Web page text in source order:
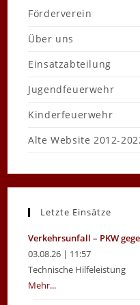
Förderverein
Über uns
Einsatzabteilung
Jugendfeuerwehr
Kinderfeuerwehr
Alte Website 2012-
Letzte Einsätze
Verkehrsunfall – PKW
03.08.26 | 11:57
Technische Hilfeleistung
Mehr...